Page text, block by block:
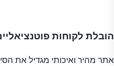
הובלת לקוחות
אתר מהיר ואיכותי מגדיל את